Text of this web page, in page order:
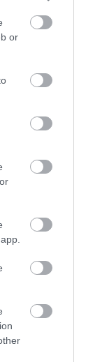
or
jó borok és
kincseire, az
sikere is a
régóta az
mint 20
folytatása az
– BOR, ZENE